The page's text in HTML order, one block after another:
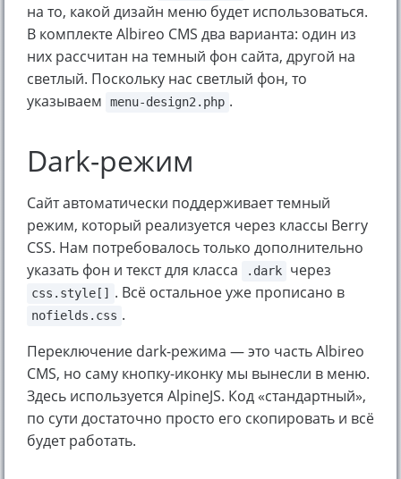
на то, какой дизайн меню будет использоваться.
В комплекте Albireo CMS два варианта: один из
них рассчитан на темный фон сайта, другой на
светлый. Поскольку нас светлый фон, то
указываем
menu-design2.php .
Dark-режим
Сайт автоматически поддерживает темный
режим, который реализуется через классы Berry
CSS. Нам потребовалось только дополнительно
указать фон и текст для класса
.dark через
css.style[] . Всё остальное уже прописано в
nofields.css .
Переключение dark-режима — это часть Albireo
CMS, но саму кнопку-иконку мы вынесли в меню.
Здесь используется AlpineJS. Код «стандартный»,
по сути достаточно просто его скопировать и всё
будет работать.